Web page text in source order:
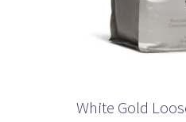
White Gold